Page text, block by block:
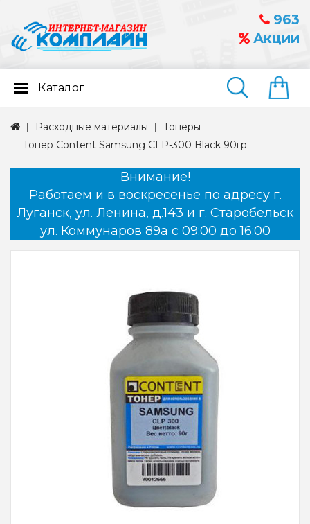
963
Акции
Найти
Каталог
Расходные материалы
Тонеры
Тонер Content Samsung CLP-300 Black 90гр
Внимание!
Работаем и в воскресенье по адресу г.
Луганск, ул. Ленина, д.143 и г. Старобельск
ул. Коммунаров 89а с 09:00 до 16:00